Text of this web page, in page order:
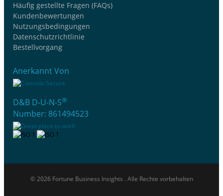
Häufig gestellte Fragen (FAQs)
Kundenbewertungen
Nutzungsbedingungen
Datenschutzrichtlinie
Bestellvorgang
Anerkannt Von
D&B D-U-N-S®
Number: 861494523
© 2026 Fortune Business Insights . Alle Rechte vorbehalten